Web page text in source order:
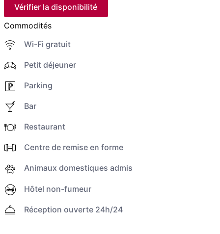
Vérifier la disponibilité
Commodités
Wi-Fi gratuit
Petit déjeuner
Parking
Bar
Restaurant
Centre de remise en forme
Animaux domestiques admis
Hôtel non-fumeur
Réception ouverte 24h/24